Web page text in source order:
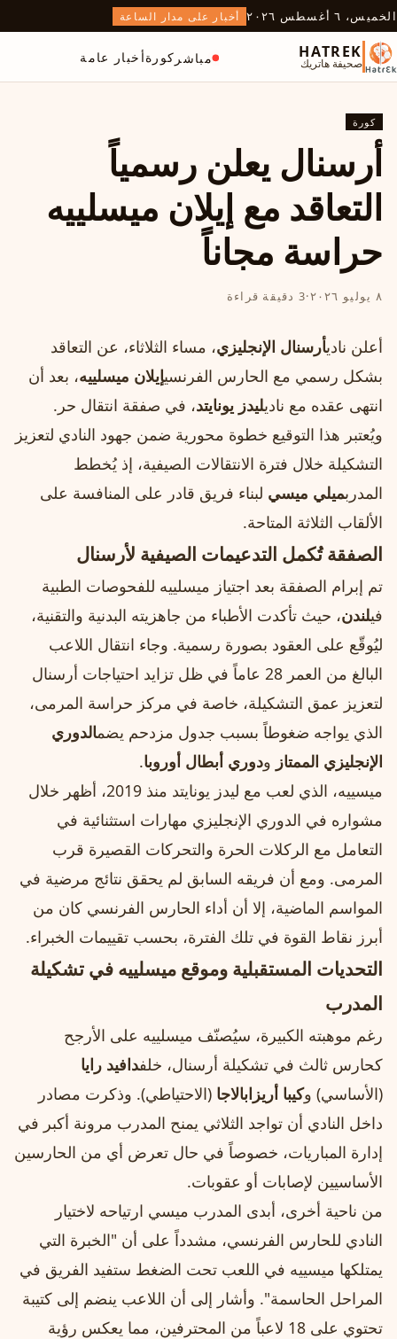
الخميس، ٦ أغسطس ٢٠٢٦ أخبار على مدار الساعة
HATREK
صحيفة هاتريك مباشر كورةأخبار عامة
كورة
أرسنال يعلن رسمياً
التعاقد مع إيلان ميسلييه
حراسة مجاناً
٨ يوليو ٢٠٢٦ ·3 دقيقة قراءة
أعلن ناديأرسنال الإنجليزي، مساء الثلاثاء، عن التعاقد
بشكل رسمي مع الحارس الفرنسيإيلان ميسلييه، بعد أن
انتهى عقده مع ناديليدز يونايتد، في صفقة انتقال حر.
ويُعتبر هذا التوقيع خطوة محورية ضمن جهود النادي لتعزيز
التشكيلة خلال فترة الانتقالات الصيفية، إذ يُخطط
المدربميلي ميسي لبناء فريق قادر على المنافسة على
الألقاب الثلاثة المتاحة.
الصفقة تُكمل التدعيمات الصيفية لأرسنال
تم إبرام الصفقة بعد اجتياز ميسلييه للفحوصات الطبية
فيلندن، حيث تأكدت الأطباء من جاهزيته البدنية والتقنية،
ليُوقّع على العقود بصورة رسمية. وجاء انتقال اللاعب
البالغ من العمر 28 عاماً في ظل تزايد احتياجات أرسنال
لتعزيز عمق التشكيلة، خاصة في مركز حراسة المرمى،
الذي يواجه ضغوطاً بسبب جدول مزدحم يضمالدوري
الإنجليزي الممتاز ودوري أبطال أوروبا.
ميسييه، الذي لعب مع ليدز يونايتد منذ 2019، أظهر خلال
مشواره في الدوري الإنجليزي مهارات استثنائية في
التعامل مع الركلات الحرة والتحركات القصيرة قرب
المرمى. ومع أن فريقه السابق لم يحقق نتائج مرضية في
المواسم الماضية، إلا أن أداء الحارس الفرنسي كان من
أبرز نقاط القوة في تلك الفترة، بحسب تقييمات الخبراء.
التحديات المستقبلية وموقع ميسلييه في تشكيلة
المدرب
رغم موهبته الكبيرة، سيُصنّف ميسلييه على الأرجح
كحارس ثالث في تشكيلة أرسنال، خلفدافيد رايا
(الأساسي) وكيبا أريزابالاجا (الاحتياطي). وذكرت مصادر
داخل النادي أن تواجد الثلاثي يمنح المدرب مرونة أكبر في
إدارة المباريات، خصوصاً في حال تعرض أي من الحارسين
الأساسيين لإصابات أو عقوبات.
من ناحية أخرى، أبدى المدرب ميسي ارتياحه لاختيار
النادي للحارس الفرنسي، مشدداً على أن "الخبرة التي
يمتلكها ميسييه في اللعب تحت الضغط ستفيد الفريق في
المراحل الحاسمة". وأشار إلى أن اللاعب ينضم إلى كتيبة
تحتوي على 18 لاعباً من المحترفين، مما يعكس رؤية